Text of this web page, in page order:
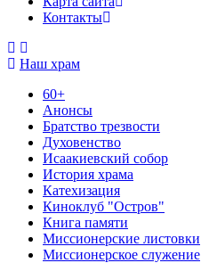
Контакты
Наш храм
60+
Анонсы
Братство трезвости
Духовенство
Исаакиевский собор
История храма
Катехизация
Киноклуб "Остров"
Книга памяти
Миссионерские листовки
Миссионерское служение